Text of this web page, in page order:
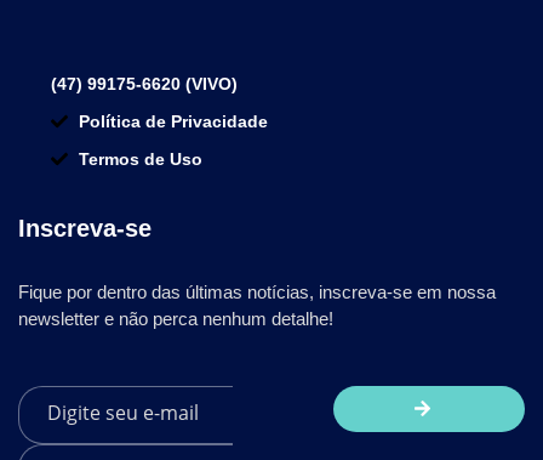
(47) 99175-6620 (VIVO)
Política de Privacidade
Termos de Uso
Inscreva-se
Fique por dentro das últimas notícias, inscreva-se em nossa
newsletter e não perca nenhum detalhe!